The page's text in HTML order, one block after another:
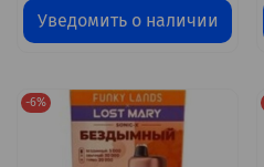
Уведомить о наличии
-6%